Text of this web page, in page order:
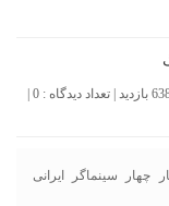
0
چهار سینماگر ایرانی